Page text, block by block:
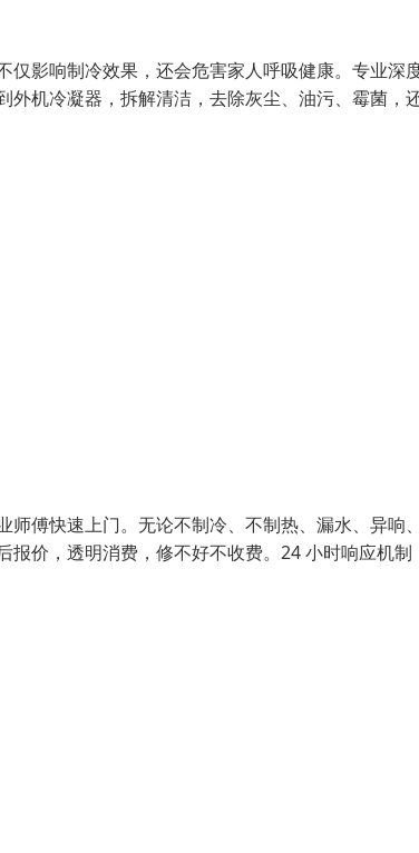
影响制冷效果，还会危害家人呼吸健康。专业深
机冷凝器，拆解清洁，去除灰尘、油污、霉菌，
傅快速上门。无论不制冷、不制热、漏水、异响
价，透明消费，修不好不收费。24 小时响应机制